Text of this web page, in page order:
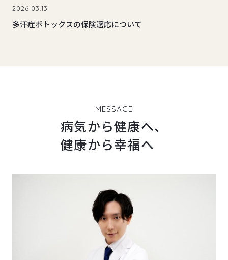
2026.03.13
多汗症ボトックスの保険適応について
MESSAGE
病気から健康へ、
健康から幸福へ